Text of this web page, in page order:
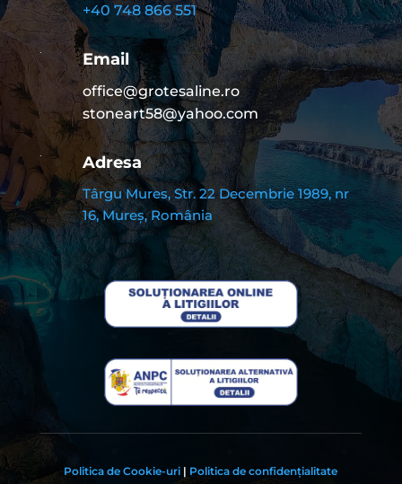
+40 748 866 551
Email
office@grotesaline.ro
stoneart58@yahoo.com
Adresa
Târgu Mures, Str. 22 Decembrie 1989, nr
16, Mureș, România
Politica de Cookie-uri | Politica de confidențialitate